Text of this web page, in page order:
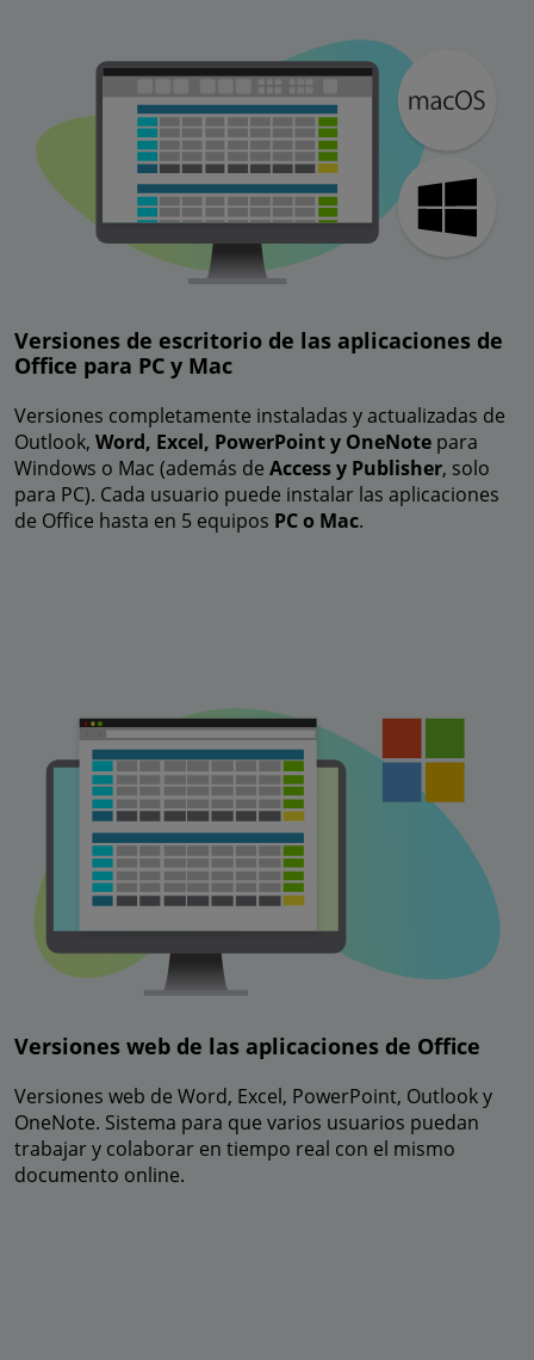
Versiones de escritorio de las aplicaciones de
Office para PC y Mac
Versiones completamente instaladas y actualizadas de
Outlook, Word, Excel, PowerPoint y OneNote para
Windows o Mac (además de Access y Publisher, solo
para PC). Cada usuario puede instalar las aplicaciones
de Office hasta en 5 equipos PC o Mac.
Versiones web de las aplicaciones de Office
Versiones web de Word, Excel, PowerPoint, Outlook y
OneNote. Sistema para que varios usuarios puedan
trabajar y colaborar en tiempo real con el mismo
documento online.